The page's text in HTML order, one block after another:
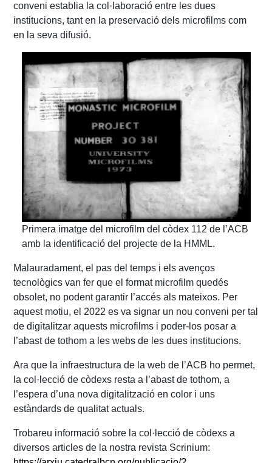
conveni establia la col·laboració entre les dues
institucions, tant en la preservació dels microfilms com
en la seva difusió.
Primera imatge del microfilm del còdex 112 de l’ACB
amb la identificació del projecte de la HMML.
Malauradament, el pas del temps i els avenços
tecnològics van fer que el format microfilm quedés
obsolet, no podent garantir l’accés als mateixos. Per
aquest motiu, el 2022 es va signar un nou conveni per tal
de digitalitzar aquests microfilms i poder-los posar a
l’abast de tothom a les webs de les dues institucions.
Ara que la infraestructura de la web de l’ACB ho permet,
la col·lecció de còdexs resta a l’abast de tothom, a
l’espera d’una nova digitalització en color i uns
estàndards de qualitat actuals.
Trobareu informació sobre la col·lecció de còdexs a
diversos articles de la nostra revista Scrinium: